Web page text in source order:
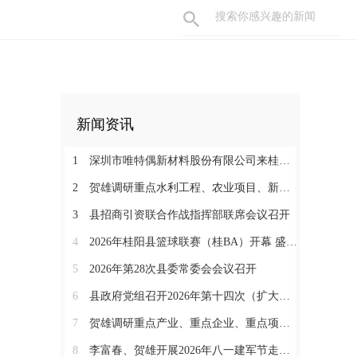
新闻资讯
1 深圳市唯特偶新材料股份有限公司来桂考察洽谈
2 贺雄调研重点水利工程、农业项目、新能源项目和督导防溺水安全等工作
3 县招商引资联合作战指挥部联席会议召开
4 2026年桂阳县篮球联赛（桂BA）开幕 盛夏赛事燃动体育热情
5 2026年第28次县委常委会会议召开
6 县政府党组召开2026年第十四次（扩大）会议
7 贺雄调研重点产业、重点企业、重点项目暨督导消防安全隐患整改工作
8 李富春、贺雄开展2026年八一建军节走访慰问活动